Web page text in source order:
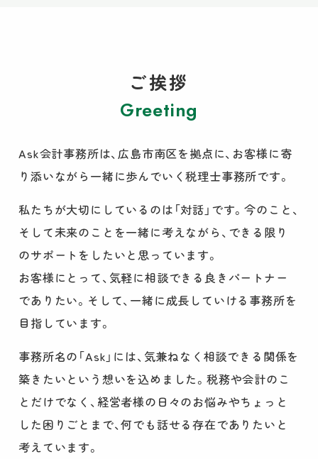
ご挨拶
Greeting
Ask会計事務所は、広島市南区を拠点に、お客様に寄
り添いながら一緒に歩んでいく税理士事務所です。
私たちが大切にしているのは「対話」です。今のこと、
そして未来のことを一緒に考えながら、できる限り
のサポートをしたいと思っています。
お客様にとって、気軽に相談できる良きパートナー
でありたい。そして、一緒に成長していける事務所を
目指しています。
事務所名の「Ask」には、気兼ねなく相談できる関係を
築きたいという想いを込めました。税務や会計のこ
とだけでなく、経営者様の日々のお悩みやちょっと
した困りごとまで、何でも話せる存在でありたいと
考えています。